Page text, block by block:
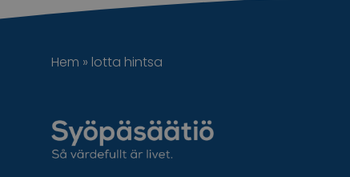
Hem » lotta hintsa